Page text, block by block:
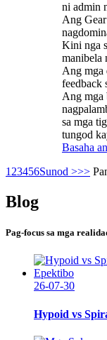
ni admin
Ang
Kini nga
manibela
Ang mga
feedback
Ang mga
sa mga
tungod
Basaha
1 23456Sunod >>>
Blog
Pag-focus sa mga
26-07-30
Hypoid vs